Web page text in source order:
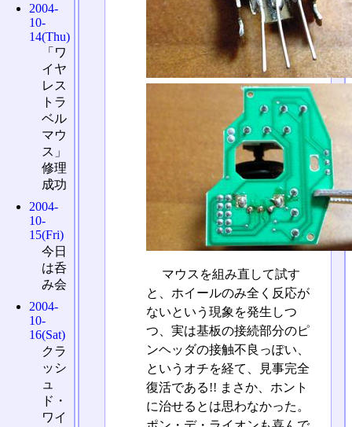
マウスを組み直して試す
と、ホイールのみ全く反応が
ないという現象を発生しつ
つ、実は基板の接続部分のピ
ンヘッダの接触不良っぽい、
というオチを経て、見事完全
復活である!! まさか、ホント
に治せるとは思わなかった。
2004-
10-
14(Thu)
「ワ
イヤ
レス
トラ
ベル
マウ
ス」
修理
成功
2004-
10-
15(Fri)
今日
は呑
み会
2004-
10-
16(Sat)
クラ
ッシ
ュ
ド・
ワイ